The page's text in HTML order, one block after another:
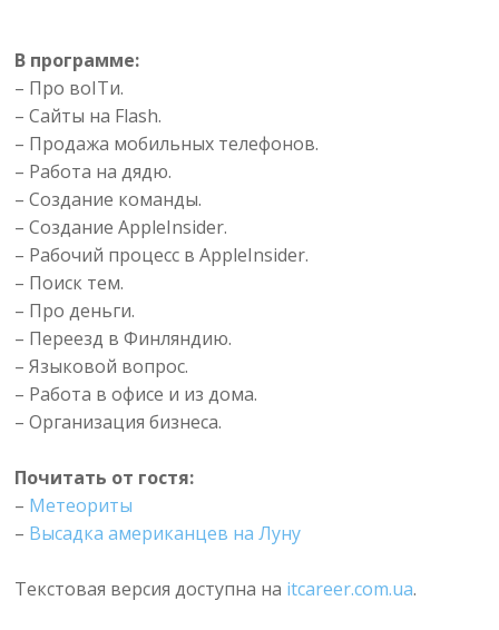
В программе:
– Про воITи.
– Сайты на Flash.
– Продажа мобильных телефонов.
– Работа на дядю.
– Создание команды.
– Создание AppleInsider.
– Рабочий процесс в AppleInsider.
– Поиск тем.
– Про деньги.
– Переезд в Финляндию.
– Языковой вопрос.
– Работа в офисе и из дома.
– Организация бизнеса.
Почитать от гостя:
– Метеориты
– Высадка американцев на Луну
Текстовая версия доступна на itcareer.com.ua.